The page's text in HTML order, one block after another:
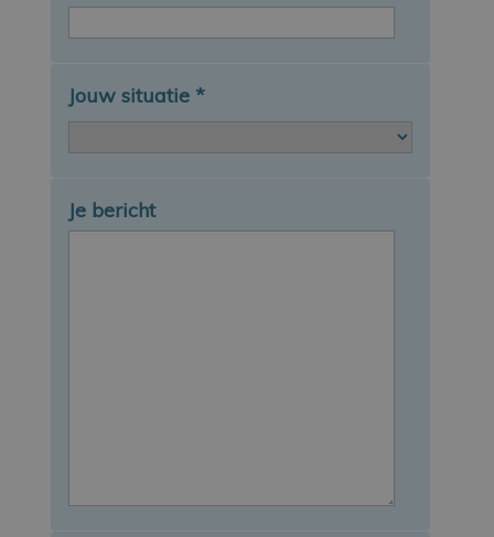
Jouw situatie *
Je bericht